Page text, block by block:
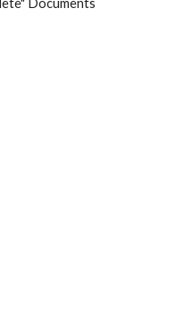
Documents